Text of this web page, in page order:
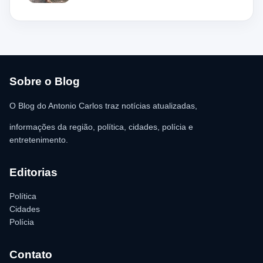
aparentando estar desacordado. De acordo com a vítima,
chegada dos policiais. O Serviço de Atendimento Móvel de
para as providências legais.
Sobre o Blog
O Blog do Antonio Carlos traz notícias atualizadas,
informações da região, política, cidades, polícia e
entretenimento.
Editorias
Política
Cidades
Polícia
Contato